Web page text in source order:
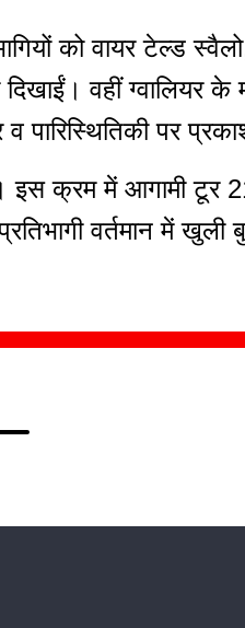
को वायर टेल्ड
वहीं ग्वालियर के
पारिस्थितिकी पर
इस क्रम में आगामी टूर
वर्तमान में